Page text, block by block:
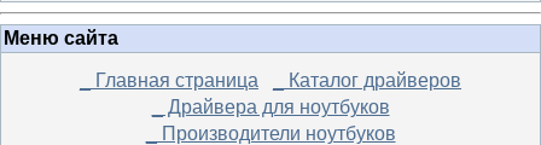
Меню сайта
_ Главная страница
_ Каталог драйверов
_ Драйвера для ноутбуков
_ Производители ноутбуков